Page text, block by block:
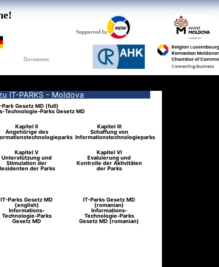
Supported by
Documents:
IT-PARKS - Moldova
Park Gesetz MD (full)
Technologie-Parks Gesetz MD
Kapitel II
Angehörige des
Kapitel III
Schaffung von
Informationstechnologieparks
Kapitel V
Unterstützung und
Stimulation der
der Parks
Kapitel VI
Evaluierung und
Kontrolle der Aktivitäten
der Parks
IT-Parks Gesetz MD
(english)
Informations-
Technologie-Parks
Gesetz MD
IT-Parks Gesetz MD
(romanian)
Informations-
Technologie-Parks
Gesetz MD (romanian)